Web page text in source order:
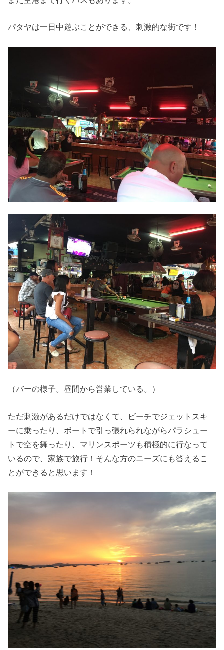
パタヤは一日中遊ぶことができる、刺激的な街です！
（バーの様子。昼間から営業している。）
ただ刺激があるだけではなくて、ビーチでジェットスキ
ーに乗ったり、ボートで引っ張れられながらパラシュー
トで空を舞ったり、マリンスポーツも積極的に行なって
いるので、家族で旅行！そんな方のニーズにも答えるこ
とができると思います！